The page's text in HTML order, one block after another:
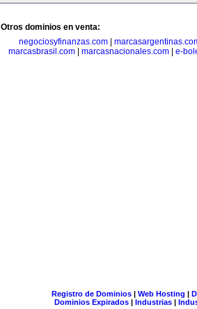
Otros dominios en venta:
negociosyfinanzas.com
marcasbrasil.com| marcasnacionales.com| e-
Registro de Dominios| Web Hosting |
Dominios Expirados | Industrias |